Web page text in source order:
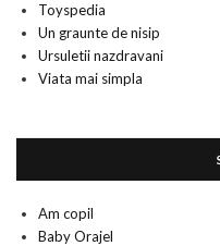
Toyspedia
Un graunte de nisip
Ursuletii nazdravani
Viata mai simpla
Am copil
Baby Orajel